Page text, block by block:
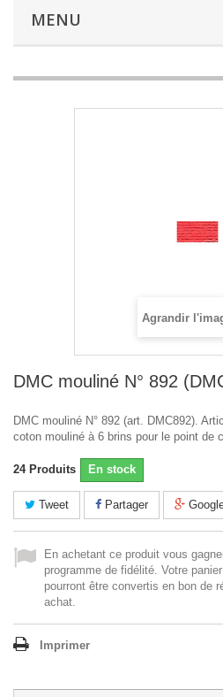
MENU
Agrandir
DMC mouliné N° 892
DMC mouliné N° 892 (art. DMC892).
coton mouliné à 6 brins pour le point de
24 Produits En stock
Tweet Partager
En achetant ce produit vous
programme de fidélité. Votre
pourront être convertis en bon de
achat.
Imprimer